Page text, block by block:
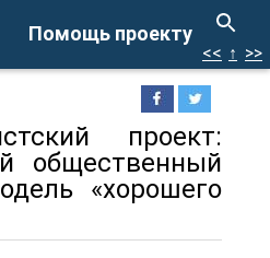
Помощь проекту
<< ↑ >>
проект:
общественный
«хорошего